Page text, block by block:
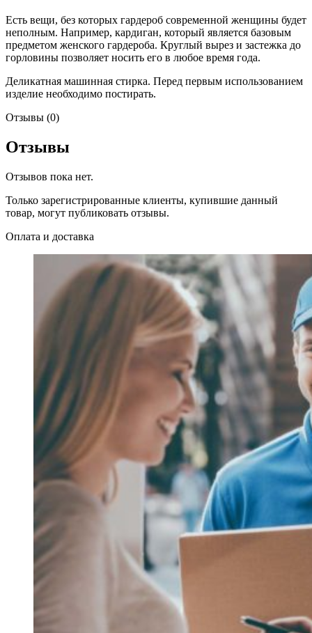
Есть вещи, без которых гардероб современной женщины будет
неполным. Например, кардиган, который является базовым
предметом женского гардероба. Круглый вырез и застежка до
горловины позволяет носить его в любое время года.
Деликатная машинная стирка. Перед первым использованием
изделие необходимо постирать.
Отзывы (0)
Отзывы
Отзывов пока нет.
Только зарегистрированные клиенты, купившие данный
товар, могут публиковать отзывы.
Оплата и доставка